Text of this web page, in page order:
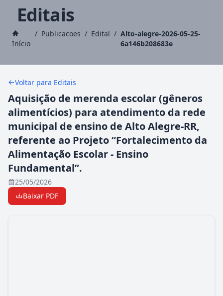
Editais
Início
/ Publicacoes / Edital / Alto-alegre-2026-05-25-
6a146b208683e
Voltar para Editais
Aquisição de merenda escolar (gêneros
alimentícios) para atendimento da rede
municipal de ensino de Alto Alegre-RR,
referente ao Projeto “Fortalecimento da
Alimentação Escolar - Ensino
Fundamental”.
25/05/2026
Baixar PDF